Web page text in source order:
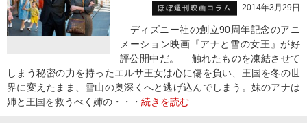
ほぼ週刊映画コラム 2014年3月29日
ディズニー社の創立90周年記念のアニ
メーション映画『アナと雪の女王』が好
評公開中だ。 触れたものを凍結させて
しまう秘密の力を持ったエルサ王女は心に傷を負い、王国を冬の世
界に変えたまま、雪山の奥深くへと逃げ込んでしまう。妹のアナは
姉と王国を救うべく姉の・・・ 続きを読む